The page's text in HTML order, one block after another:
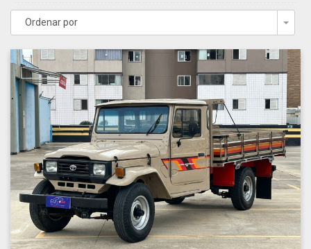
Ordenar por